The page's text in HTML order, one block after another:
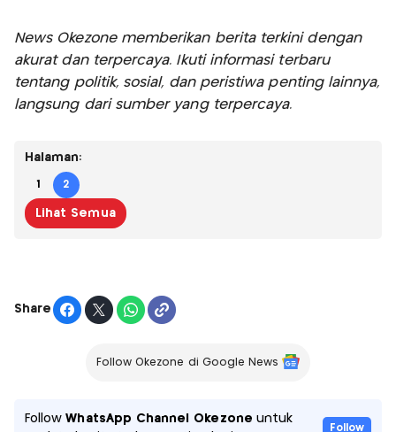
News Okezone memberikan berita terkini dengan
akurat dan terpercaya. Ikuti informasi terbaru
tentang politik, sosial, dan peristiwa penting lainnya,
langsung dari sumber yang terpercaya.
Halaman:
1 2
Lihat Semua
Share
Follow Okezone di Google News
FollowWhatsApp Channel Okezone untuk
Follow